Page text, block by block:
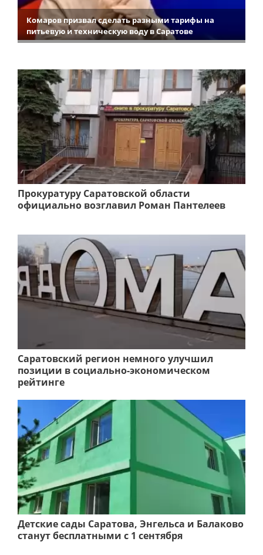
Комаров призвал сделать разными тарифы на
питьевую и техническую воду в Саратове
Прокуратуру Саратовской области
официально возглавил Роман Пантелеев
Саратовский регион немного улучшил
позиции в социально-экономическом
рейтинге
Детские сады Саратова, Энгельса и Балаково
станут бесплатными с 1 сентября